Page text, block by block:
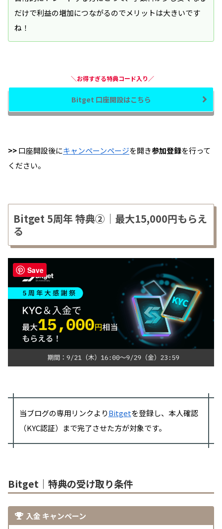
だけで利益の増加につながるのでメリットは大きいです
ね！
＼お得すぎる特典コード入り／
Bitget 口座開設はこちら
>>口座開設後にキャンペーンページを開き参加登録を行って
ください。
Bitget 5周年 特典②｜最大15,000円もらえ
る
当ブログの専用リンクよりBitgetを登録し、本人確認
（KYC認証）まで完了させた方が対象です。
Bitget｜特典の受け取り条件
入金 キャンペーン
Save